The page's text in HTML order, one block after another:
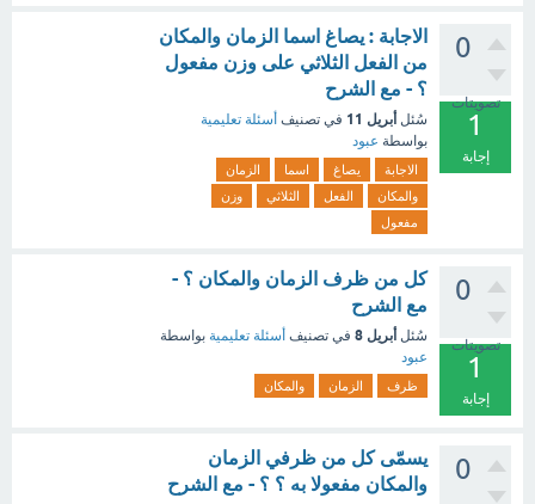
0
تصويتات
1
إجابة
الاجابة : يصاغ اسما الزمان والمكان
من الفعل الثلاثي على وزن مفعول
؟ - مع الشرح
سُئل أبريل 11 في تصنيف أسئلة تعليمية
بواسطة عبود
الاجابة يصاغ اسما
الزمان
والمكان
الفعل الثلاثي
وزن
مفعول
0
تصويتات
1
إجابة
كل من ظرف الزمان والمكان ؟ -
مع الشرح
سُئل أبريل 8 في تصنيف أسئلة تعليمية بواسطة
عبود
ظرف الزمان والمكان
0
يسمّى كل من ظرفي الزمان
والمكان مفعولا به ؟ ؟ - مع الشرح